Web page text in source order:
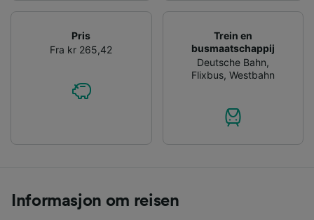
Pris
Fra kr 265,42
Trein en
busmaatschappij
Deutsche Bahn,
Flixbus, Westbahn
Informasjon om reisen